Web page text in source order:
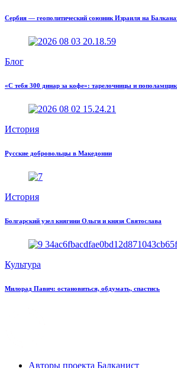
Сербия — геополитический союзник Израиля на
Блог
«С тебя 300 динар за кофе»: тарелочницы и
История
Русские добровольцы в Македонии
История
Болгарский узел княгини Ольги и князя Святослава
Культура
Милорад Павич: остановиться, обдумать, спастись
Авторы проекта Балканист